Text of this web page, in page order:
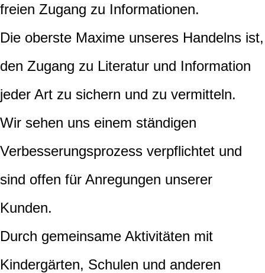
freien Zugang zu Informationen.
Die oberste Maxime unseres Handelns ist,
den Zugang zu Literatur und Information
jeder Art zu sichern und zu vermitteln.
Wir sehen uns einem ständigen
Verbesserungsprozess verpflichtet und
sind offen für Anregungen unserer
Kunden.
Durch gemeinsame Aktivitäten mit
Kindergärten, Schulen und anderen